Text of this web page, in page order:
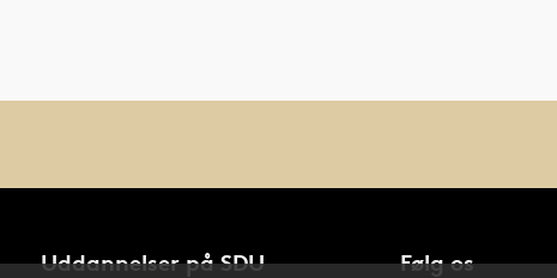
Uddannelser på SDU Følg os